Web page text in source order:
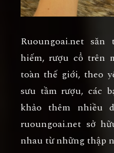
Ruoungoai.net
hiếm, rượu cổ trên
toàn thế giới, theo
sưu tầm rượu, các
khảo thêm nhiều
ruoungoai.net sở
nhau từ những thập